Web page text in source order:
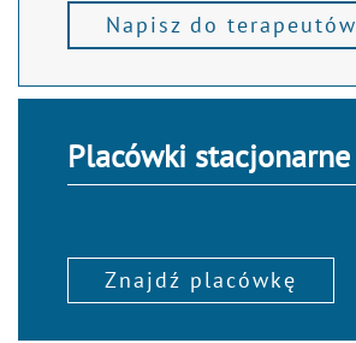
Napisz do terapeutów
Placówki stacjonarne
Znajdź placówkę